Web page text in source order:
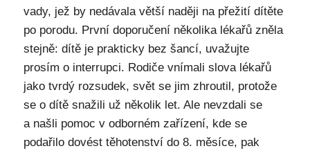
vady, jež by nedávala větší naději na přežití dítěte
po porodu. První doporučení několika lékařů zněla
stejně: dítě je prakticky bez šancí, uvažujte
prosím o interrupci. Rodiče vnímali slova lékařů
jako tvrdý rozsudek, svět se jim zhroutil, protože
se o dítě snažili už několik let. Ale nevzdali se
a našli pomoc v odborném zařízení, kde se
podařilo dovést těhotenství do 8. měsíce, pak